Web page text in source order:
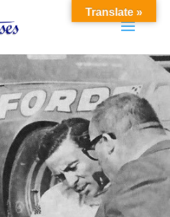
Translate »